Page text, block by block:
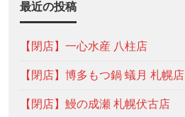
最近の投稿
【閉店】一心水産 八柱店
【閉店】博多もつ鍋 蟻月 札幌店
【閉店】鰻の成瀬 札幌伏古店